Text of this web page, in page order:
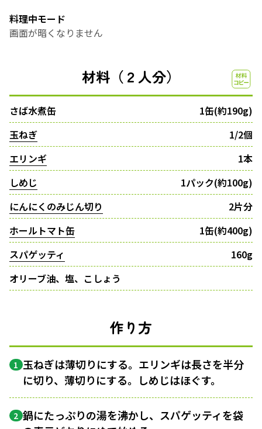
料理中モード
画面が暗くなりません
材料（２人分）
さば水煮缶
1缶(約190g)
玉ねぎ
1/2個
エリンギ
1本
しめじ
1パック(約100g)
にんにくのみじん切り
2片分
ホールトマト缶
1缶(約400g)
スパゲッティ
160g
オリーブ油、塩、こしょう
作り方
1 玉ねぎは薄切りにする。エリンギは長さを半分
に切り、薄切りにする。しめじはほぐす。
2 鍋にたっぷりの湯を沸かし、スパゲッティを袋